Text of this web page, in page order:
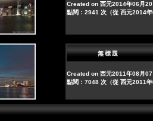
Created on 西元2014年06月
點閱：2941 次（從 西元2014
無標題
Created on 西元2011年08月
點閱：7048 次（從 西元2011